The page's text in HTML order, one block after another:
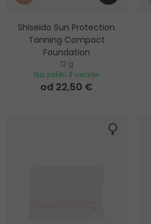
Shiseido Sun Protection
Tanning Compact
Foundation
Puder sa zaštitom od sunca
12 g
Na zalihi 3 verzije
od 22,50 €